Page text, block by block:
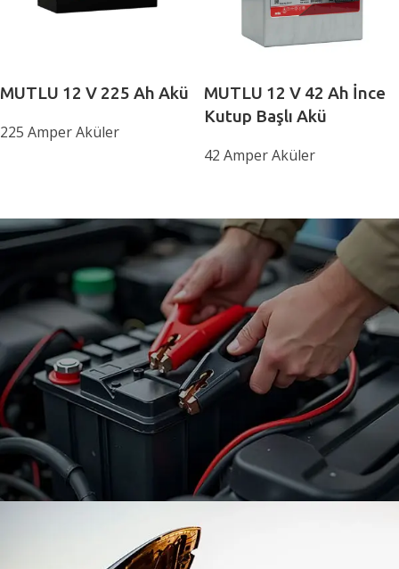
MUTLU 12 V 225 Ah Akü
225 Amper Aküler
MUTLU 12 V 42 Ah İnce
Kutup Başlı Akü
42 Amper Aküler
ACİL AKÜ SERVİSİ